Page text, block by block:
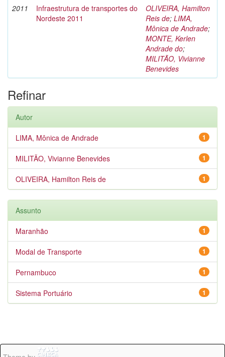
2011
Infraestrutura de transportes do
Nordeste 2011
OLIVEIRA, Hamilton
Reis de; LIMA,
Mônica de Andrade;
MONTE, Kerlen
Andrade do;
MILITÃO, Vivianne
Benevides
Refinar
Autor
1
LIMA, Mônica de Andrade
1
MILITÃO, Vivianne Benevides
1
OLIVEIRA, Hamilton Reis de
Assunto
1
Maranhão
1
Modal de Transporte
1
Pernambuco
1
Sistema Portuário